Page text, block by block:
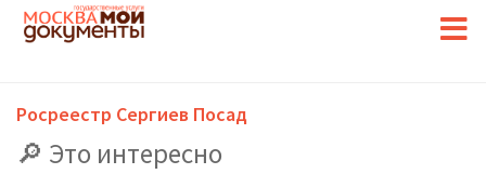
Росреестр Сергиев Посад
Это интересно